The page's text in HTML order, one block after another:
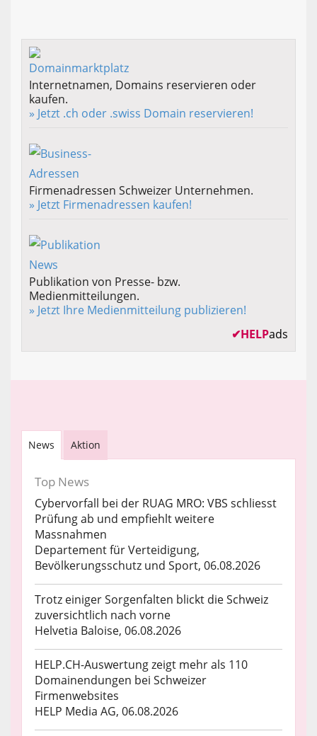
Internetnamen, Domains reservieren oder
kaufen.
» Jetzt .ch oder .swiss Domain reservieren!
Firmenadressen Schweizer Unternehmen.
» Jetzt Firmenadressen kaufen!
Publikation von Presse- bzw.
Medienmitteilungen.
» Jetzt Ihre Medienmitteilung publizieren!
✔HELPads
News Aktion
Top News
Cybervorfall bei der RUAG MRO: VBS schliesst
Prüfung ab und empfiehlt weitere
Massnahmen
Departement für Verteidigung,
Bevölkerungsschutz und Sport, 06.08.2026
Trotz einiger Sorgenfalten blickt die Schweiz
zuversichtlich nach vorne
Helvetia Baloise, 06.08.2026
HELP.CH-Auswertung zeigt mehr als 110
Domainendungen bei Schweizer
Firmenwebsites
HELP Media AG, 06.08.2026